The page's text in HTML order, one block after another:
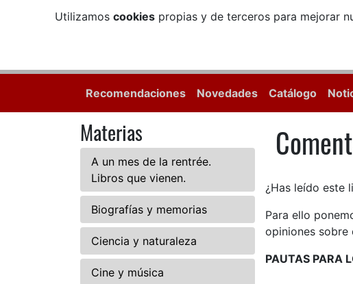
Utilizamos cookiespropias y de terceros para mejorar
Recomendaciones Novedades Catálogo
Materias
A un mes de la rentrée.
Libros que vienen.
Biografías y memorias
Ciencia y naturaleza
Cine y música
¿Has leído este
Para ello
opiniones sobre
PAUTAS PARA